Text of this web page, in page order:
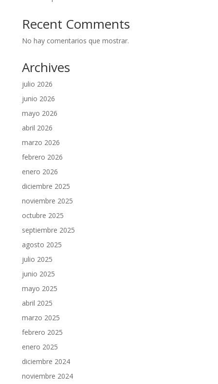
Recent Comments
No hay comentarios que mostrar.
Archives
julio 2026
junio 2026
mayo 2026
abril 2026
marzo 2026
febrero 2026
enero 2026
diciembre 2025
noviembre 2025
octubre 2025
septiembre 2025
agosto 2025
julio 2025
junio 2025
mayo 2025
abril 2025
marzo 2025
febrero 2025
enero 2025
diciembre 2024
noviembre 2024